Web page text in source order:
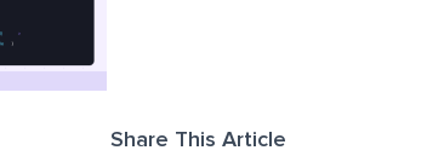
Share This Article